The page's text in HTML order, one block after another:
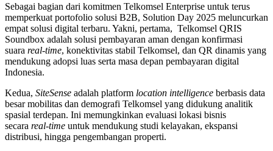
Sebagai bagian dari komitmen Telkomsel Enterprise untuk terus
memperkuat portofolio solusi B2B, Solution Day 2025 meluncurkan
empat solusi digital terbaru. Yakni, pertama, Telkomsel QRIS
Soundbox adalah solusi pembayaran aman dengan konfirmasi
suara real-time, konektivitas stabil Telkomsel, dan QR dinamis yang
mendukung adopsi luas serta masa depan pembayaran digital
Indonesia.
Kedua, SiteSense adalah platform location intelligence berbasis data
besar mobilitas dan demografi Telkomsel yang didukung analitik
spasial terdepan. Ini memungkinkan evaluasi lokasi bisnis
secara real-time untuk mendukung studi kelayakan, ekspansi
distribusi, hingga pengembangan properti.